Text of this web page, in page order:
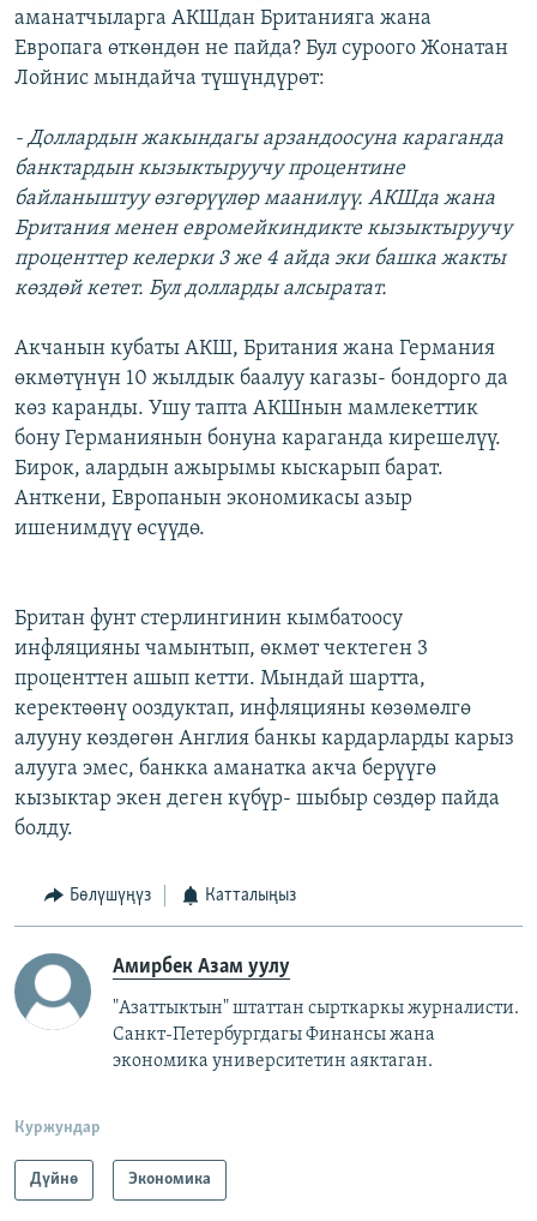
аманатчыларга АКШдан Британияга жана
Европага өткөндөн не пайда? Бул суроого Жонатан
Лойнис мындайча түшүндүрөт:
- Доллардын жакындагы арзандоосуна караганда
банктардын кызыктыруучу процентине
байланыштуу өзгөрүүлөр маанилүү. АКШда жана
Британия менен евромейкиндикте кызыктыруучу
проценттер келерки 3 же 4 айда эки башка жакты
көздөй кетет. Бул долларды алсыратат.
Акчанын кубаты АКШ, Британия жана Германия
өкмөтүнүн 10 жылдык баалуу кагазы- бондорго да
көз каранды. Ушу тапта АКШнын мамлекеттик
бону Германиянын бонуна караганда кирешелүү.
Бирок, алардын ажырымы кыскарып барат.
Анткени, Европанын экономикасы азыр
ишенимдүү өсүүдө.
Британ фунт стерлингинин кымбатоосу
инфляцияны чамынтып, өкмөт чектеген 3
проценттен ашып кетти. Мындай шартта,
керектөөнү ооздуктап, инфляцияны көзөмөлгө
алууну көздөгөн Англия банкы кардарларды карыз
алууга эмес, банкка аманатка акча берүүгө
кызыктар экен деген күбүр- шыбыр сөздөр пайда
болду.
Бөлүшүңүз Катталыңыз
Амирбек Азам уулу
"Азаттыктын" штаттан сырткаркы журналисти.
Санкт-Петербургдагы Финансы жана
экономика университетин аяктаган.
Куржундар
Дүйнө Экономика